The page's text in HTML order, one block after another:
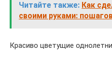
Читайте также: Как
своими руками:
Красиво цветущие